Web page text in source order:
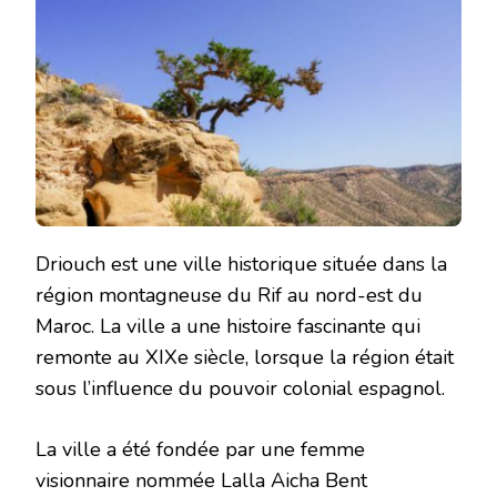
Driouch est une ville historique située dans la
région montagneuse du Rif au nord-est du
Maroc. La ville a une histoire fascinante qui
remonte au XIXe siècle, lorsque la région était
sous l’influence du pouvoir colonial espagnol.
La ville a été fondée par une femme
visionnaire nommée Lalla Aicha Bent